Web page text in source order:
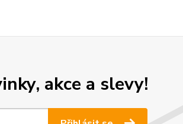
akce a slevy!